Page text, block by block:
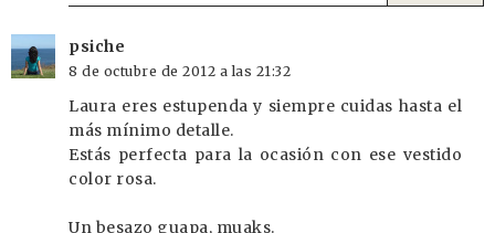
psiche
8 de octubre de 2012 a las 21:32
Laura eres estupenda y siempre cuidas hasta el
más mínimo detalle.
Estás perfecta para la ocasión con ese vestido
color rosa.
Un besazo guapa, muaks.